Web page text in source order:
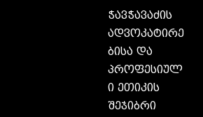
ჭავჭავაძის
ადვოკატირე
ბისა და
პროფესიულ
ი ეთიკის
შეჯიბრი